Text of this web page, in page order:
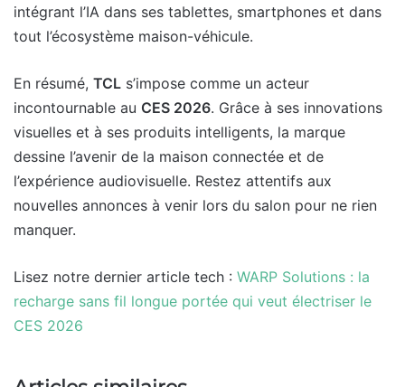
intégrant l’IA dans ses tablettes, smartphones et dans
tout l’écosystème maison-véhicule.
En résumé, TCL s’impose comme un acteur
incontournable au CES 2026. Grâce à ses innovations
visuelles et à ses produits intelligents, la marque
dessine l’avenir de la maison connectée et de
l’expérience audiovisuelle. Restez attentifs aux
nouvelles annonces à venir lors du salon pour ne rien
manquer.
Lisez notre dernier article tech : WARP Solutions : la
recharge sans fil longue portée qui veut électriser le
CES 2026